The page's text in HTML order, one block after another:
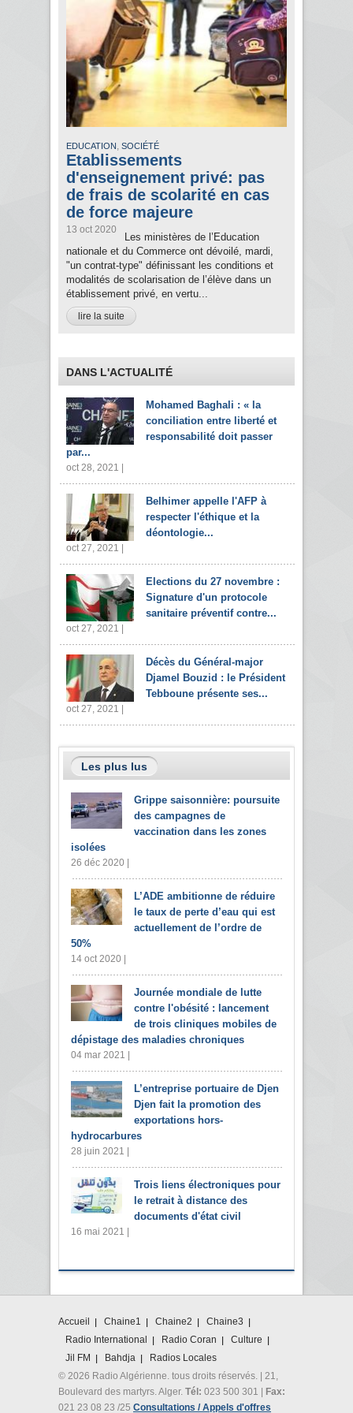
EDUCATION , SOCIÉTÉ
Etablissements
d'enseignement privé: pas
de frais de scolarité en cas
de force majeure
13 oct 2020
Les ministères de l’Education
nationale et du Commerce ont dévoilé, mardi,
"un contrat-type" définissant les conditions et
modalités de scolarisation de l’élève dans un
établissement privé, en vertu...
lire la suite
DANS L'ACTUALITÉ
Mohamed Baghali : « la
conciliation entre liberté et
responsabilité doit passer
par...
oct 28, 2021 |
Belhimer appelle l'AFP à
respecter l'éthique et la
déontologie...
oct 27, 2021 |
Elections du 27 novembre :
Signature d'un protocole
sanitaire préventif contre...
oct 27, 2021 |
Décès du Général-major
Djamel Bouzid : le Président
Tebboune présente ses...
oct 27, 2021 |
Les plus lus
Grippe saisonnière: poursuite
des campagnes de
vaccination dans les zones
isolées
26 déc 2020 |
L’ADE ambitionne de réduire
le taux de perte d’eau qui est
actuellement de l’ordre de
50%
14 oct 2020 |
Journée mondiale de lutte
contre l'obésité : lancement
de trois cliniques mobiles de
dépistage des maladies chroniques
04 mar 2021 |
L’entreprise portuaire de Djen
Djen fait la promotion des
exportations hors-
hydrocarbures
28 juin 2021 |
Trois liens électroniques pour
le retrait à distance des
documents d'état civil
16 mai 2021 |
Accueil Chaine1 Chaine2
Chaine3
Radio International
Radio Coran
Culture
Jil FM
Bahdja
Radios Locales
© 2026 Radio Algérienne. tous droits réservés. | 21,
Boulevard des martyrs. Alger. Tél: 023 500 301 |
Fax:
021 23 08 23 /25 Consultations / Appels d'offres